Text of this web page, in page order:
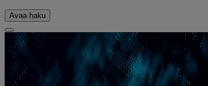
Avaa haku